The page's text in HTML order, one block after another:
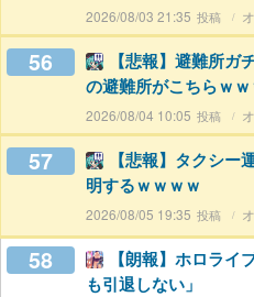
2026/08/03 21:35
56
【悲報】避難所ガ
の避難所がこちらｗｗ
2026/08/04 10:05
57
【悲報】タクシ
明するｗｗｗｗ
2026/08/05 19:35
58
【朗報】ホロライ
も引退しない」